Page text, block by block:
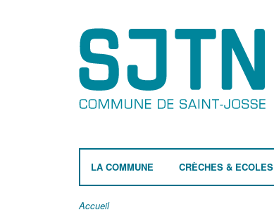
LA COMMUNE CRÈCHES & ECOLES
Accueil